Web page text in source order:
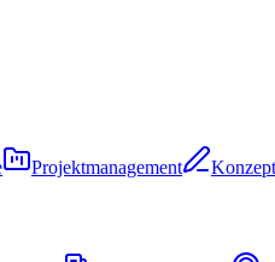
Projektmanagement